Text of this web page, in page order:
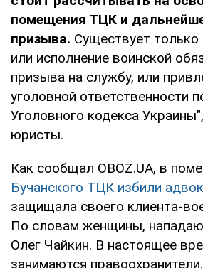
помещения ТЦК и
призыва. Существует только
или исполнение воинской
призыва на службу, или
уголовной ответственности
Уголовного кодекса
юристы.
Как сообщал OBOZ.UA, в
Бучанского ТЦК избили
защищала своего клиента-
По словам женщины,
Олег Чайкин. В настоящее
занимаются правоохранители.